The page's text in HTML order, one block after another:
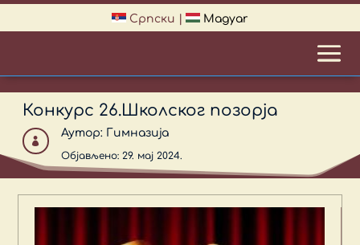
Српски Magyar
Конкурс 26.Школског позорја

Аутор: Гимназија
Објављено: 29. мај 2024.